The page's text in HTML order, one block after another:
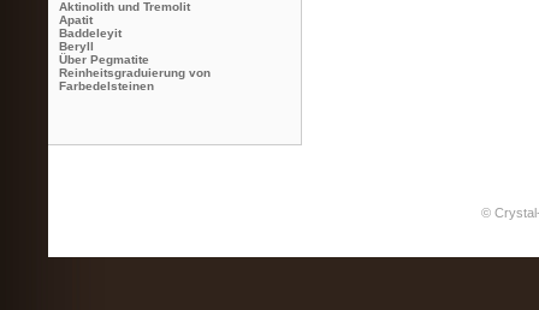
Aktinolith und Tremolit
Apatit
Baddeleyit
Beryll
Über Pegmatite
Reinheitsgraduierung von
Farbedelsteinen
©